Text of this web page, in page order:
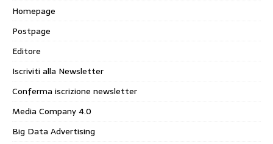
Homepage
Postpage
Editore
Iscriviti alla Newsletter
Conferma iscrizione newsletter
Media Company 4.0
Big Data Advertising